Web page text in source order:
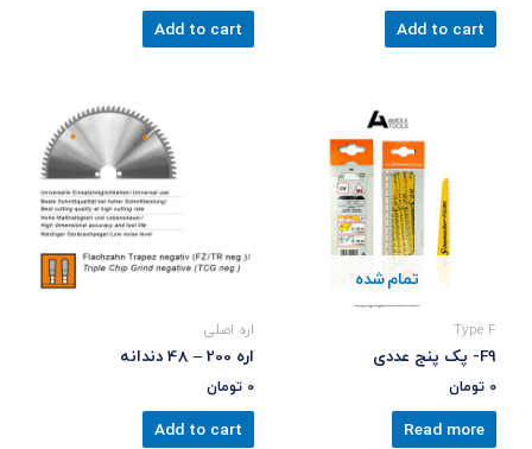
Add to cart
Add to cart
تمام شده
Type F
F9- پک پنج عددی
0 تومان
Read more
اره اصلی
اره 200 – 48 دندانه
0 تومان
Add to cart